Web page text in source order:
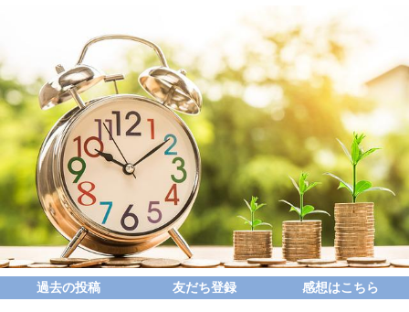
過去の投稿 友だち登録 感想はこちら